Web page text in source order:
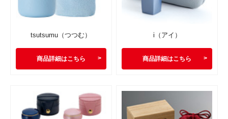
tsutsumu（つつむ）
商品詳細はこちら
i（アイ）
商品詳細はこちら